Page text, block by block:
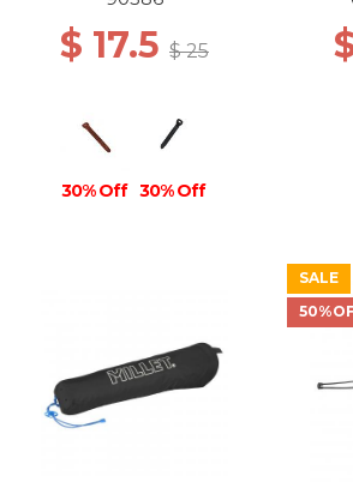
$ 17.5 $ 25
30% Off 30% Off
SALE